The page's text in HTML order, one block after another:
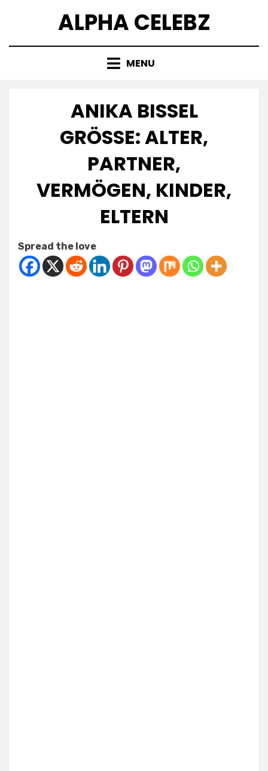
ALPHA CELEBZ
MENU
ANIKA BISSEL
GRÖSSE: ALTER, P
ARTNER, V
ERMÖGEN, KINDER, E
LTERN
on
Spread the love